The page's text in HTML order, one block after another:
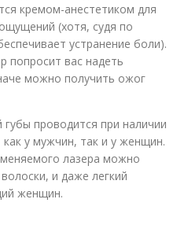
кремом-анестетиком для
(хотя, судя по
устранение боли).
попросит вас надеть
можно получить ожог
губы проводится при наличии
у мужчин, так и у женщин.
лазера можно
и даже легкий
женщин.